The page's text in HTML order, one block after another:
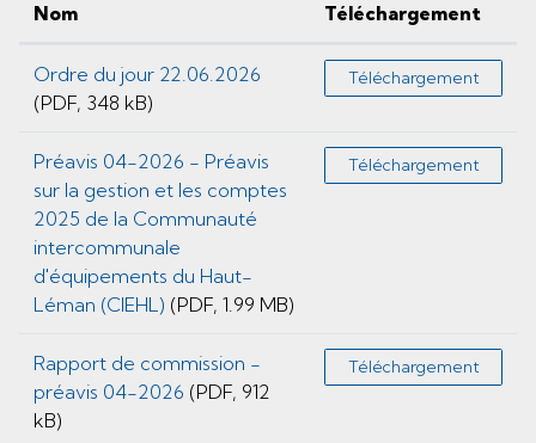
Nom Téléchargement
Ordre du jour 22.06.2026
(PDF, 348 kB)
Téléchargement
Préavis 04-2026 - Préavis
sur la gestion et les comptes
2025 de la Communauté
intercommunale
d'équipements du Haut-
Léman (CIEHL) (PDF, 1.99 MB)
Téléchargement
Rapport de commission -
préavis 04-2026 (PDF, 912
kB)
Téléchargement